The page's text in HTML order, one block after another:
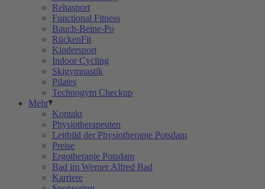
Rehasport
Functional Fitness
Bauch-Beine-Po
RückenFit
Kindersport
Indoor Cycling
Skigymnastik
Pilates
Technogym Checkup
Mehr
Kontakt
Physiotherapeuten
Leitbild der Physiotherapie Potsdam
Preise
Ergotherapie Potsdam
Bad im Werner Alfred Bad
Karriere